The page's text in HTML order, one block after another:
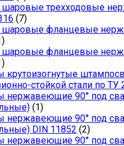
трехходовые
(7)
фланцевые
фланцевые
крутоизогнутые
стойкой стали по ТУ
нержавеющие 90° под
(1)
нержавеющие 90° под
DIN 11852 (2)
нержавеющие 90° под